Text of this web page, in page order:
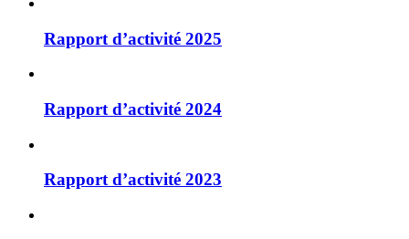
Rapport d’activité 2025
Rapport d’activité 2024
Rapport d’activité 2023